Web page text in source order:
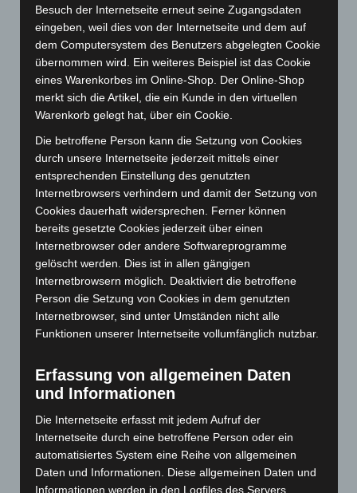
Februar 2025 (96)
Januar 2025(88)
Dezember 2024(89)
November 2024(94)
Oktober 2024(93)
September 2024(112)
August 2024(107)
Juli 2024(89)
Juni 2024(107)
Mai 2024(149)
April 2024(102)
März 2024(103)
Februar 2024(103)
Januar 2024
(111)
November 2023(130)
Oktober 2023(114)
September 2023(133)
August 2023(134)
Juli 2023(118)
Besuch der Internetseite erneut seine Zugangsdaten
eingeben, weil dies von der Internetseite und dem auf
dem Computersystem des Benutzers abgelegten Cookie
übernommen wird. Ein weiteres Beispiel ist das Cookie
eines Warenkorbes im Online-Shop. Der Online-Shop
merkt sich die Artikel, die ein Kunde in den virtuellen
Warenkorb gelegt hat, über ein Cookie.
Die betroffene Person kann die Setzung von Cookies
durch unsere Internetseite jederzeit mittels einer
entsprechenden Einstellung des genutzten
Internetbrowsers verhindern und damit der Setzung von
Cookies dauerhaft widersprechen. Ferner können
bereits gesetzte Cookies jederzeit über einen
Internetbrowser oder andere Softwareprogramme
gelöscht werden. Dies ist in allen gängigen
Internetbrowsern möglich. Deaktiviert die betroffene
Person die Setzung von Cookies in dem genutzten
Internetbrowser, sind unter Umständen nicht alle
Funktionen unserer Internetseite vollumfänglich nutzbar.
Erfassung von allgemeinen Daten
und Informationen
Die Internetseite erfasst mit jedem Aufruf der
Internetseite durch eine betroffene Person oder ein
automatisiertes System eine Reihe von allgemeinen
Daten und Informationen. Diese allgemeinen Daten und
Informationen werden in den Logfiles des Servers